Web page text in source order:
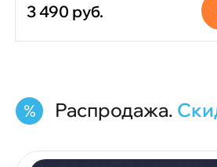
3 490 руб.
Распродажа.